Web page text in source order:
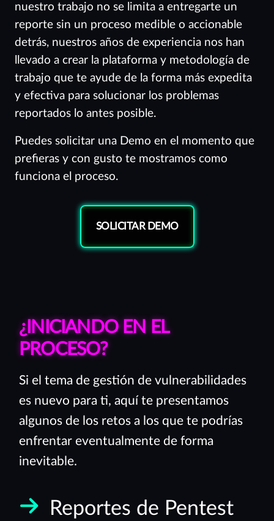
nuestro trabajo no se limita a entregarte un
reporte sin un proceso medible o accionable
detrás, nuestros años de experiencia nos han
llevado a crear la plataforma y metodología de
trabajo que te ayude de la forma más expedita
y efectiva para solucionar los problemas
reportados lo antes posible.
Puedes solicitar una Demo en el momento que
prefieras y con gusto te mostramos como
funciona el proceso.
SOLICITAR DEMO
¿INICIANDO EN EL
PROCESO?
Si el tema de gestión de vulnerabilidades
es nuevo para ti, aquí te presentamos
algunos de los retos a los que te podrías
enfrentar eventualmente de forma
inevitable.
Reportes de Pentest